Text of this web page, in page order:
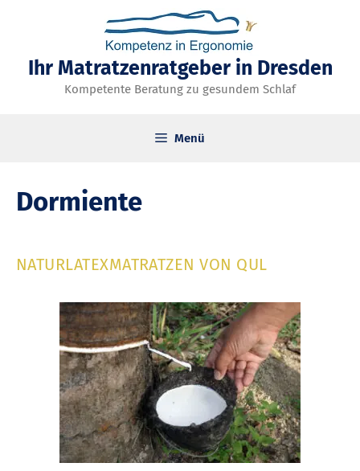
springen
Ihr Matratzenratgeber in Dresden
Kompetente Beratung zu gesundem Schlaf
Menü
Dormiente
NATURLATEXMATRATZEN VON QUL